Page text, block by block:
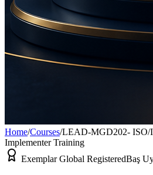
Home/Courses/LEAD-MGD202- ISO/
Implementer Training
Exemplar Global RegisteredBaş